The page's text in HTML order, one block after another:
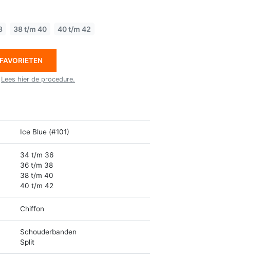
38 t/m 40 40 t/m 42
Lees hier de procedure.
Ice Blue (#101)
34 t/m 36
36 t/m 38
38 t/m 40
40 t/m 42
Chiffon
Schouderbanden
Split